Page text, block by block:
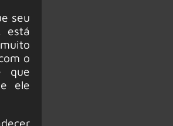
seu
está
o
que
ele